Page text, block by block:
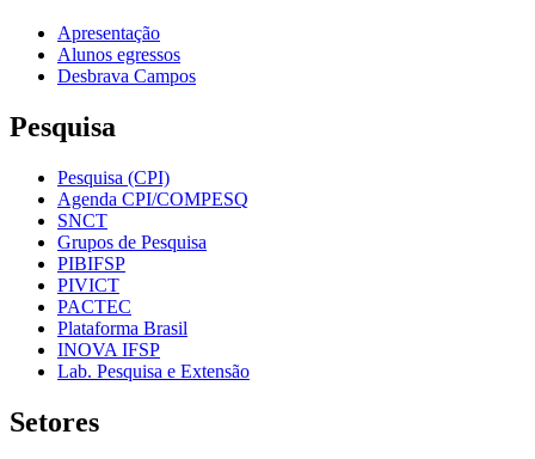
Apresentação
Alunos egressos
Desbrava Campos
Pesquisa
Pesquisa (CPI)
Agenda CPI/COMPESQ
SNCT
Grupos de Pesquisa
PIBIFSP
PIVICT
PACTEC
Plataforma Brasil
INOVA IFSP
Lab. Pesquisa e Extensão
Setores